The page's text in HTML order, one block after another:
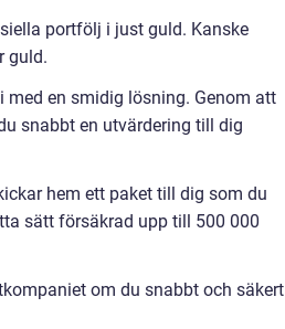
portfölj i just guld. Kanske
guld.
en smidig lösning. Genom att
snabbt en utvärdering till dig
hem ett paket till dig som du
sätt försäkrad upp till 500 000
om du snabbt och säkert